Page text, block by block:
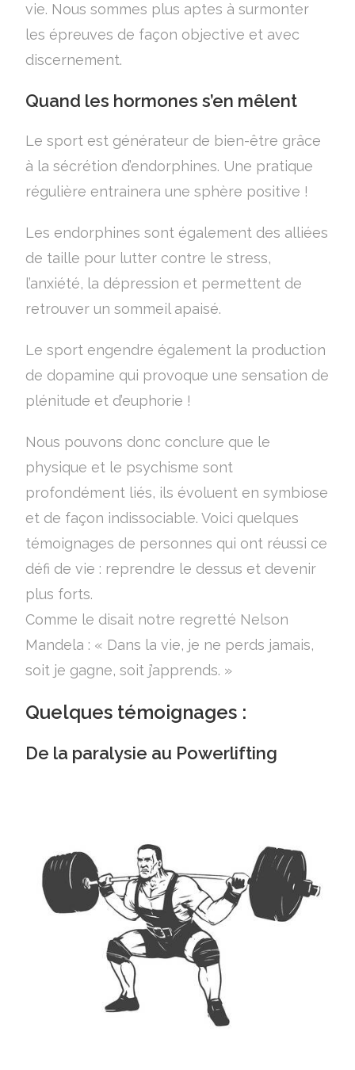
vie. Nous sommes plus aptes à surmonter
les épreuves de façon objective et avec
discernement.
Quand les hormones s’en mêlent
Le sport est générateur de bien-être grâce
à la sécrétion d’endorphines. Une pratique
régulière entrainera une sphère positive !
Les endorphines sont également des alliées
de taille pour lutter contre le stress,
l’anxiété, la dépression et permettent de
retrouver un sommeil apaisé.
Le sport engendre également la production
de dopamine qui provoque une sensation de
plénitude et d’euphorie !
Nous pouvons donc conclure que le
physique et le psychisme sont
profondément liés, ils évoluent en symbiose
et de façon indissociable. Voici quelques
témoignages de personnes qui ont réussi ce
défi de vie : reprendre le dessus et devenir
plus forts.
Comme le disait notre regretté Nelson
Mandela : « Dans la vie, je ne perds jamais,
soit je gagne, soit j’apprends. »
Quelques témoignages :
De la paralysie au Powerlifting